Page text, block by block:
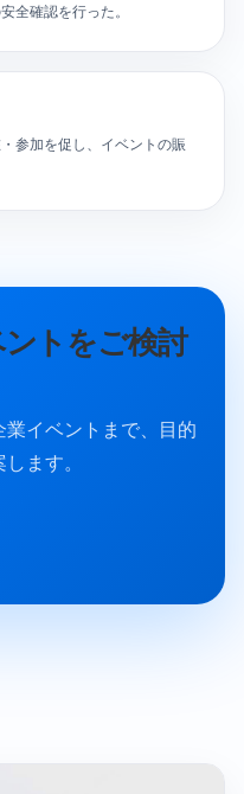
全確認を行った。
参加を促し、イベントの賑
トをご検討
イベントまで、目的
ます。